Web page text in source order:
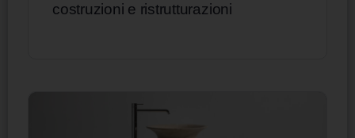
costruzioni e ristrutturazioni